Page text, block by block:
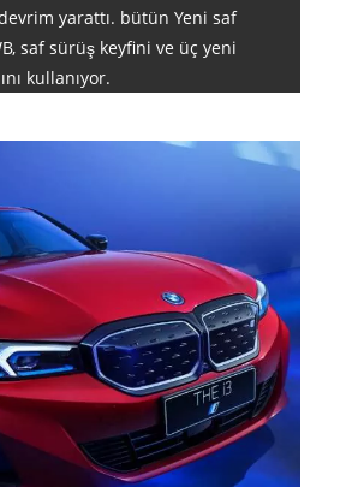
yarattı. bütün Yeni saf
saf sürüş keyfini ve üç yeni
kullanıyor.